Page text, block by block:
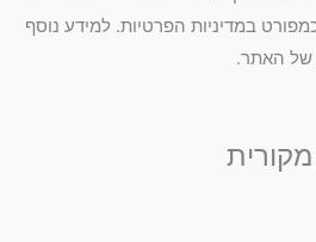
במדיניות הפרטיות. למידע נוסף
של האתר.